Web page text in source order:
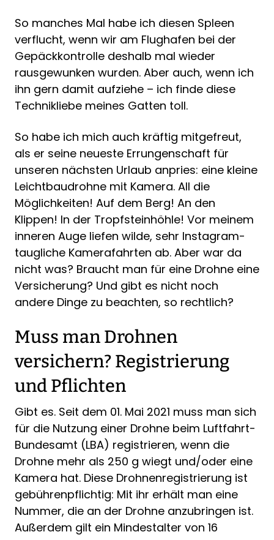
So manches Mal habe ich diesen Spleen
verflucht, wenn wir am Flughafen bei der
Gepäckkontrolle deshalb mal wieder
rausgewunken wurden. Aber auch, wenn ich
ihn gern damit aufziehe – ich finde diese
Technikliebe meines Gatten toll.
So habe ich mich auch kräftig mitgefreut,
als er seine neueste Errungenschaft für
unseren nächsten Urlaub anpries: eine kleine
Leichtbaudrohne mit Kamera. All die
Möglichkeiten! Auf dem Berg! An den
Klippen! In der Tropfsteinhöhle! Vor meinem
inneren Auge liefen wilde, sehr Instagram-
taugliche Kamerafahrten ab. Aber war da
nicht was? Braucht man für eine Drohne eine
Versicherung? Und gibt es nicht noch
andere Dinge zu beachten, so rechtlich?
Muss man Drohnen
versichern? Registrierung
und Pflichten
Gibt es. Seit dem 01. Mai 2021 muss man sich
für die Nutzung einer Drohne beim Luftfahrt-
Bundesamt (LBA) registrieren, wenn die
Drohne mehr als 250 g wiegt und/oder eine
Kamera hat. Diese Drohnenregistrierung ist
gebührenpflichtig: Mit ihr erhält man eine
Nummer, die an der Drohne anzubringen ist.
Außerdem gilt ein Mindestalter von 16